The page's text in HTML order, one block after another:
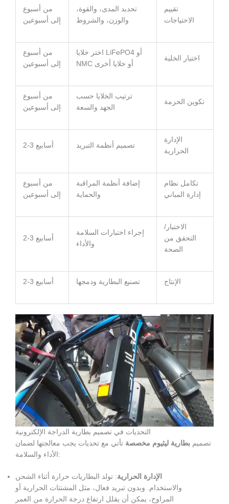
تقييم
الاحتياجات
تحديد المدى، والقوة،
والوزن، والشروط
من أسبوع
إلى أسبوعين
اختيار الخلية
اختر خلايا LiFePO4 أو
NMC أو خلايا أخرى
من أسبوع
إلى أسبوعين
تكوين الحزمة
ترتيب الخلايا حسب
الجهد والسعة
من أسبوع
إلى أسبوعين
الإدارة
الحرارية
تصميم أنظمة التبريد 2-3 أسابيع
تكامل نظام
إدارة المباني
إضافة أنظمة المراقبة
والحماية
من أسبوع
إلى أسبوعين
الاختبار/
التحقق من
الصحة
إجراء اختبارات السلامة
والأداء
2-3 أسابيع
الإنتاج تصنيع البطارية ودمجها 2-3 أسابيع
التحديات في تصميم بطارية الدراجة الإلكترونية
تصميم بطارية ليثيوم مخصصة تأتي مع تحديات يجب معالجتها لضمان
الأداء والسلامة:
الإدارة الحرارية: تولد البطاريات حرارة أثناء الشحن
والاستخدام. وبدون تبريد فعال، مثل المشتتات الحرارية أو
المراوح، يمكن أن يقلل ارتفاع درجة الحرارة من العمر